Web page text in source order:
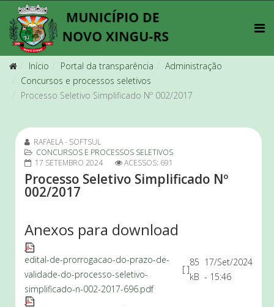
Início Portal da transparência
Administração
Concursos e processos seletivos
Processo Seletivo Simplificado Nº 002/2017
RAFAELA - SOFTSUL
CONCURSOS E PROCESSOS SELETIVOS
17 SETEMBRO 2024
ACESSOS: 691
Processo Seletivo Simplificado Nº
002/2017
Anexos para download
edital-de-prorrogacao-do-prazo-de-
validade-do-processo-seletivo-
simplificado-n-002-2017-696.pdf
[ ]
85
kB
17/Set/2024
- 15:46